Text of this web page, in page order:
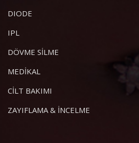
DIODE
IPL
DÖVME SİLME
MEDİKAL
CİLT BAKIMI
ZAYIFLAMA & İNCELME